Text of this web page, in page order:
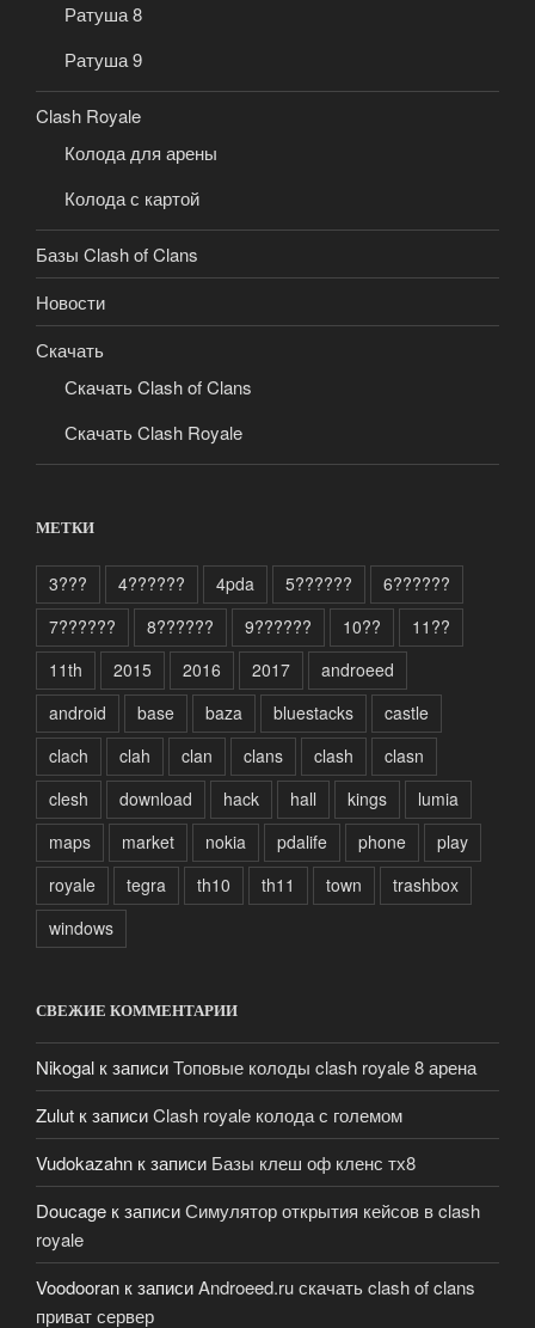
Ратуша 8
Ратуша 9
Clash Royale
Колода для арены
Колода с картой
Базы Clash of Clans
Новости
Скачать
Скачать Clash of Clans
Скачать Clash Royale
МЕТКИ
3??? 4?????? 4pda 5??????
6??????
7??????
8?????? 9?????? 10??
11??
11th
2015 2016 2017
androeed
android
base baza bluestacks
castle
clach
clah clan clans clash
clasn
clesh
download hack hall kings
lumia
maps
market nokia pdalife phone
play
royale
tegra th10 th11 town
trashbox
windows
СВЕЖИЕ КОММЕНТАРИИ
Nikogal к записиТоповые колоды clash royale 8 арена
Zulut к записиClash royale колода с големом
Vudokazahn к записи Базы клеш оф кленс тх8
Doucage к записиСимулятор открытия кейсов в clash
royale
Voodooran к записиAndroeed.ru скачать clash of clans
приват сервер